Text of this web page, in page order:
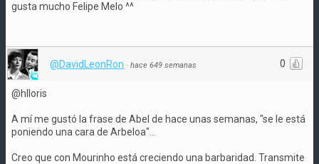
gusta mucho Felipe Melo ^^
0
@DavidLeonRon · hace 649 semanas
@hlloris
A mí me gustó la frase de Abel de hace unas semanas, "se le está
poniendo una cara de Arbeloa"...
Creo que con Mourinho está creciendo una barbaridad. Transmite